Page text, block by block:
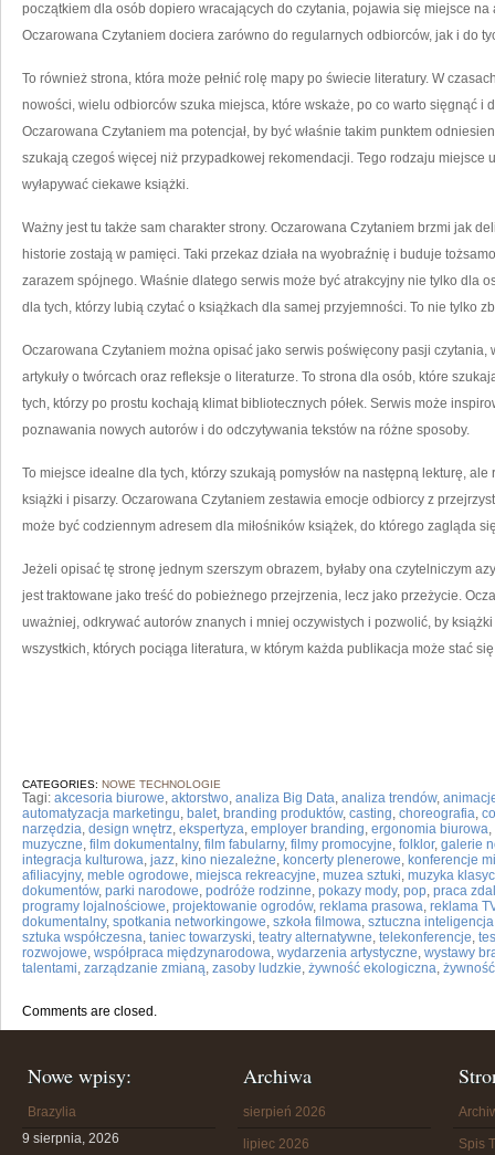
początkiem dla osób dopiero wracających do czytania, pojawia się miejsce
Oczarowana Czytaniem dociera zarówno do regularnych odbiorców, jak i do
To również strona, która może pełnić rolę mapy po świecie literatury. W
nowości, wielu odbiorców szuka miejsca, które wskaże, po co warto sięgnąć i
Oczarowana Czytaniem ma potencjał, by być właśnie takim punktem
szukają czegoś więcej niż przypadkowej rekomendacji. Tego rodzaju miejsce
wyłapywać ciekawe książki.
Ważny jest tu także sam charakter strony. Oczarowana Czytaniem brzmi jak
historie zostają w pamięci. Taki przekaz działa na wyobraźnię i buduje
zarazem spójnego. Właśnie dlatego serwis może być atrakcyjny nie tylko dla
dla tych, którzy lubią czytać o książkach dla samej przyjemności. To nie tylko
Oczarowana Czytaniem można opisać jako serwis poświęcony pasji czytania,
artykuły o twórcach oraz refleksje o literaturze. To strona dla osób, które
tych, którzy po prostu kochają klimat bibliotecznych półek. Serwis może
poznawania nowych autorów i do odczytywania tekstów na różne sposoby.
To miejsce idealne dla tych, którzy szukają pomysłów na następną lekturę,
książki i pisarzy. Oczarowana Czytaniem zestawia emocje odbiorcy z
może być codziennym adresem dla miłośników książek, do którego zagląda
Jeżeli opisać tę stronę jednym szerszym obrazem, byłaby ona czytelniczym
jest traktowane jako treść do pobieżnego przejrzenia, lecz jako przeżycie.
uważniej, odkrywać autorów znanych i mniej oczywistych i pozwolić, by
wszystkich, których pociąga literatura, w którym każda publikacja może stać
CATEGORIES: NOWE TECHNOLOGIE
Tagi: akcesoria biurowe, aktorstwo, analiza Big Data, analiza trendów,
automatyzacja marketingu, balet, branding produktów, casting, choreografia,
narzędzia, design wnętrz, ekspertyza, employer branding, ergonomia biurowa,
muzyczne, film dokumentalny, film fabularny, filmy promocyjne, folklor, galerie
integracja kulturowa, jazz, kino niezależne, koncerty plenerowe, konferencje
afiliacyjny, meble ogrodowe, miejsca rekreacyjne, muzea sztuki, muzyka
dokumentów, parki narodowe, podróże rodzinne, pokazy mody, pop, praca
programy lojalnościowe, projektowanie ogrodów, reklama prasowa, reklama
dokumentalny, spotkania networkingowe, szkoła filmowa, sztuczna
sztuka współczesna, taniec towarzyski, teatry alternatywne, telekonferencje,
rozwojowe, współpraca międzynarodowa, wydarzenia artystyczne, wystawy
talentami, zarządzanie zmianą, zasoby ludzkie, żywność ekologiczna,
Comments are closed.
Nowe wpisy:
Brazylia
9 sierpnia, 2026
Archiwa
sierpień 2026
lipiec 2026 Spis